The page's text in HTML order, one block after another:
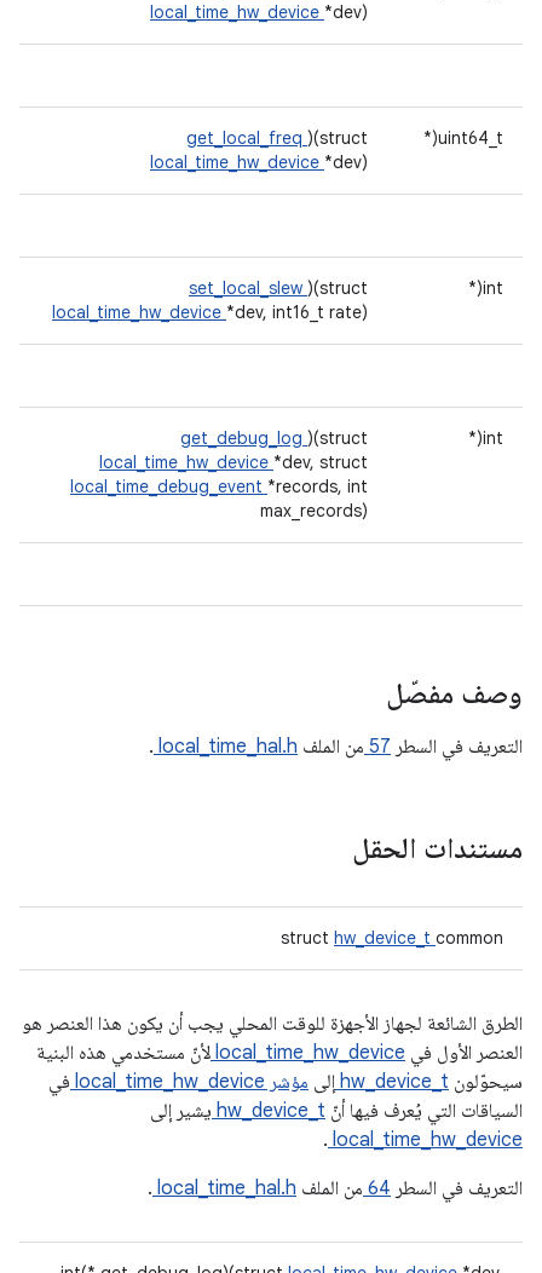
local_time_hw_device *dev)
uint64_t(*
get_local_freq )(struct
local_time_hw_device *dev)
int(*
set_local_slew )(struct
local_time_hw_device *dev, int16_t rate)
int(*
get_debug_log )(struct
local_time_hw_device *dev, struct
local_time_debug_event *records, int
max_records)
وصف مفصّل
التعريف في السطر 57 من الملف local_time_hal.h
.
مستندات الحقل
struct hw_device_t common
الطرق الشائعة لجهاز الأجهزة للوقت المحلي يجب أن يكون هذا العنصر هو
العنصر الأول في local_time_hw_device لأنّ مستخدمي هذه البنية
سيحوّلون hw_device_t إلى مؤشر local_time_hw_device
في
السياقات التي يُعرف فيها أنّ hw_device_t يشير إلى
local_time_hw_device
.
التعريف في السطر 64 من الملف local_time_hal.h
.